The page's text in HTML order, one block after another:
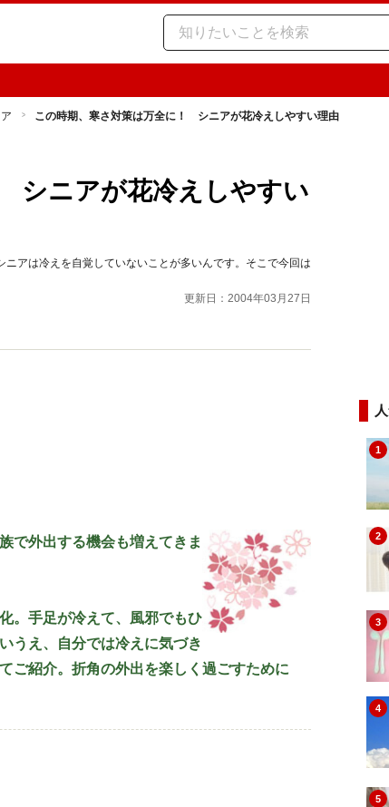
この時期、寒さ対策は万全に！ シニアが花冷えしやすい理由
シニアが花冷えしやすい
アは冷えを自覚していないことが多いんです。そこで今回は
更新日：2004年03月27日
で外出する機会も増えてきま
。手足が冷えて、風邪でもひ
うえ、自分では冷えに気づき
ご紹介。折角の外出を楽しく過ごすために
1
2
3
4
5